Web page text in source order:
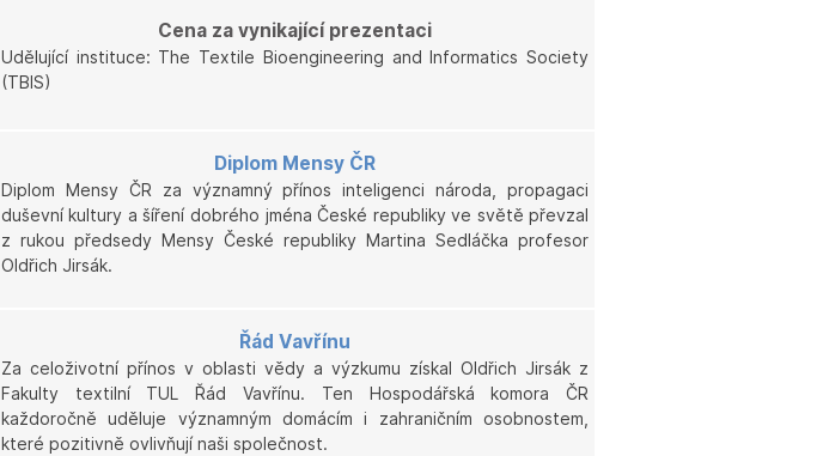
Cena za vynikající prezentaci
Udělující instituce: The Textile Bioengineering and Informatics Society
(TBIS)
Diplom Mensy ČR
Diplom Mensy ČR za významný přínos inteligenci národa, propagaci
duševní kultury a šíření dobrého jména České republiky ve světě převzal
z rukou předsedy Mensy České republiky Martina Sedláčka profesor
Oldřich Jirsák.
Řád Vavřínu
Za celoživotní přínos v oblasti vědy a výzkumu získal Oldřich Jirsák z
Fakulty textilní TUL Řád Vavřínu. Ten Hospodářská komora ČR
každoročně uděluje významným domácím i zahraničním osobnostem,
které pozitivně ovlivňují naši společnost.